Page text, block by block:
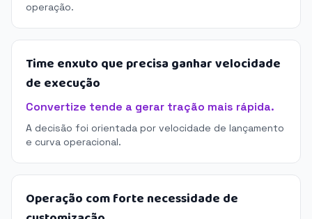
operação.
Time enxuto que precisa ganhar velocidade
de execução
Convertize tende a gerar tração mais rápida.
A decisão foi orientada por velocidade de lançamento
e curva operacional.
Operação com forte necessidade de